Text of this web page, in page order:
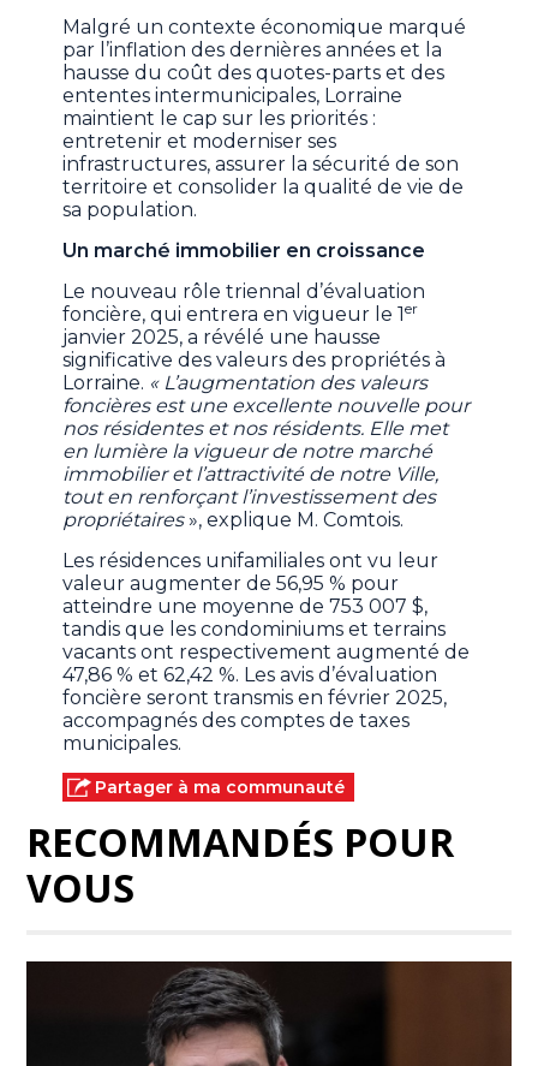
Malgré un contexte économique marqué
par l’inflation des dernières années et la
hausse du coût des quotes-parts et des
ententes intermunicipales, Lorraine
maintient le cap sur les priorités :
entretenir et moderniser ses
infrastructures, assurer la sécurité de son
territoire et consolider la qualité de vie de
sa population.
Un marché immobilier en croissance
Le nouveau rôle triennal d’évaluation
foncière, qui entrera en vigueur le 1er
janvier 2025, a révélé une hausse
significative des valeurs des propriétés à
Lorraine. « L’augmentation des valeurs
foncières est une excellente nouvelle pour
nos résidentes et nos résidents. Elle met
en lumière la vigueur de notre marché
immobilier et l’attractivité de notre Ville,
tout en renforçant l’investissement des
propriétaires», explique M. Comtois.
Les résidences unifamiliales ont vu leur
valeur augmenter de 56,95 % pour
atteindre une moyenne de 753 007 $,
tandis que les condominiums et terrains
vacants ont respectivement augmenté de
47,86 % et 62,42 %. Les avis d’évaluation
foncière seront transmis en février 2025,
accompagnés des comptes de taxes
municipales.
Partager à ma communauté
RECOMMANDÉS POUR
VOUS